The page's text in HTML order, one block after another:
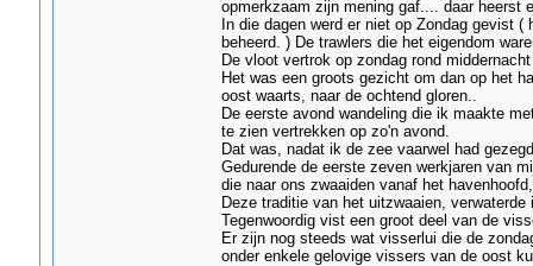
opmerkzaam zijn mening gaf.... daar heerst
In die dagen werd er niet op Zondag gevist
beheerd. ) De trawlers die het eigendom
De vloot vertrok op zondag rond
Het was een groots gezicht om dan op het
oost waarts, naar de ochtend gloren..
De eerste avond wandeling die ik maakte
te zien vertrekken op zo'n avond.
Dat was, nadat ik de zee vaarwel had
Gedurende de eerste zeven werkjaren van
die naar ons zwaaiden vanaf het
Deze traditie van het uitzwaaien, verwaterde
Tegenwoordig vist een groot deel van de
Er zijn nog steeds wat visserlui die de
onder enkele gelovige vissers van de oost